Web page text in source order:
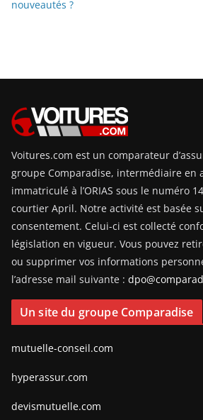
nouveautés ?
Voitures.com est un comparateur
groupe Comparadise, intermédiaire en
immatriculé à l’ORIAS sous le numéro
courtier April. Notre activité est basée
consentement. Celui-ci est collecté
législation en vigueur. Vous pouvez
ou supprimer vos informations
l’adresse mail suivante :
Un site du groupe Comparadise
mutuelle-conseil.com
hyperassur.com
devismutuelle.com